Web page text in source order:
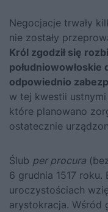
Negocjacje trwały
nie zostały
Król zgodził się
południowowłoskie
odpowiednio
w tej kwestii
które planowano
ostatecznie
Ślub per procura
6 grudnia 1517 roku.
uroczystościach
arystokracja. Wśród